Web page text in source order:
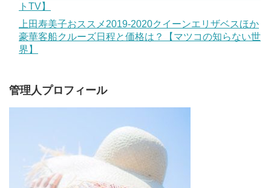
トTV】
上田寿美子おススメ2019-2020クイーンエリザベスほか
豪華客船クルーズ日程と価格は？【マツコの知らない世
界】
管理人プロフィール